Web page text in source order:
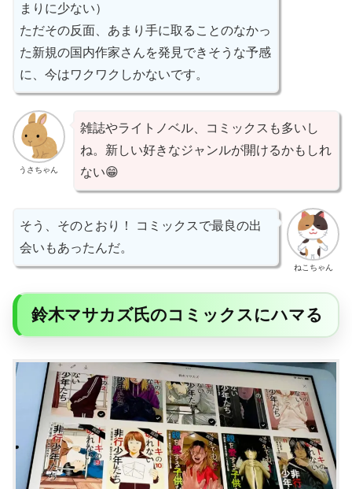
まりに少ない）
ただその反面、あまり手に取ることのなかっ
た新規の国内作家さんを発見できそうな予感
に、今はワクワクしかないです。
うさちゃん
雑誌やライトノベル、コミックスも多いし
ね。新しい好きなジャンルが開けるかもしれ
ない😁
ねこちゃん
そう、そのとおり！ コミックスで最良の出
会いもあったんだ。
鈴木マサカズ氏のコミックスにハマる